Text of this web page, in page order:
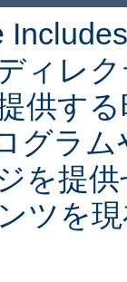
ィレ
供す
グラ
を提
ツを